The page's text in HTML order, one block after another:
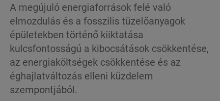
A megújuló energiaforrások felé való
elmozdulás és a fosszilis tüzelőanyagok
épületekben történő kiiktatása
kulcsfontosságú a kibocsátások csökkentése,
az energiaköltségek csökkentése és az
éghajlatváltozás elleni küzdelem
szempontjából.